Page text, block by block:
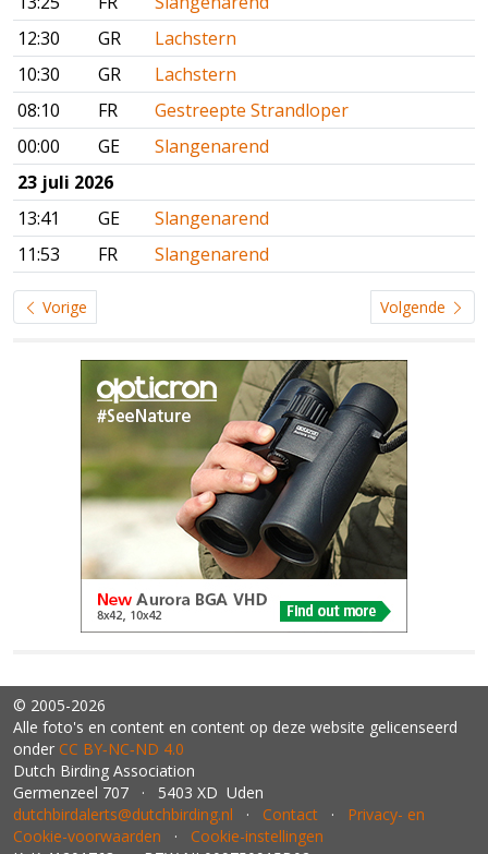
12:30
GR
Lachstern
10:30
GR
Lachstern
08:10
FR
Gestreepte Strandloper
00:00
GE
Slangenarend
23 juli 2026
13:41
GE
Slangenarend
11:53
FR Slangenarend
Vorige Volgende
© 2005-2026
Alle foto's en content en content op deze website gelicenseerd
onder CC BY‑NC‑ND 4.0
Dutch Birding Association
Germenzeel 707 · 5403 XD Uden
dutchbirdalerts@dutchbirding.nl · Contact · Privacy- en
Cookie-voorwaarden · Cookie-instellingen